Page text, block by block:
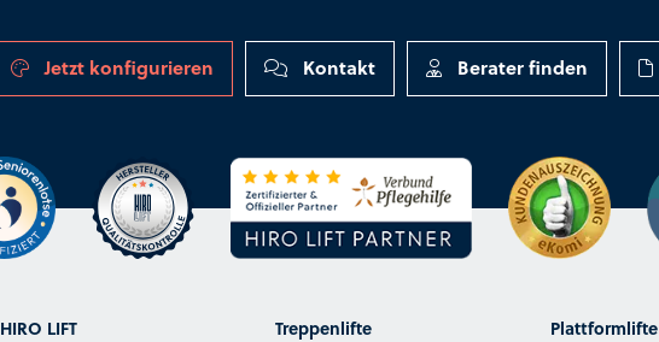
Jetzt konfigurieren Kontakt Berater finden
HIRO LIFT Treppenlifte Plattformlifte